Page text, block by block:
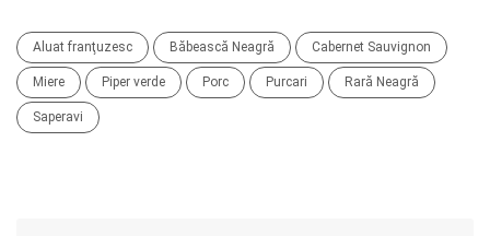
Aluat franţuzesc Băbească Neagră Cabernet Sauvignon
Miere Piper verde Porc Purcari Rară Neagră
Saperavi